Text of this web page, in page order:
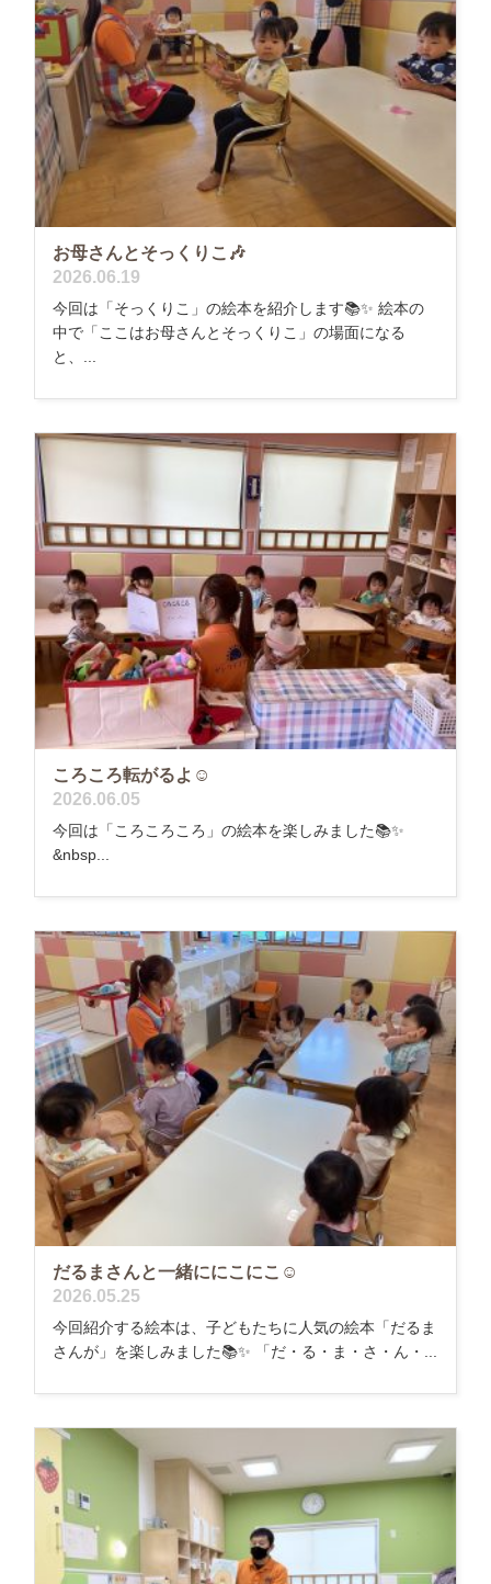
お母さんとそっくりこ🎶
2026.06.19
今回は「そっくりこ」の絵本を紹介します📚✨ 絵本の
中で「ここはお母さんとそっくりこ」の場面になる
と、...
ころころ転がるよ☺️
2026.06.05
今回は「ころころころ」の絵本を楽しみました📚✨
&nbsp...
だるまさんと一緒ににこにこ☺️
2026.05.25
今回紹介する絵本は、子どもたちに人気の絵本「だるま
さんが」を楽しみました📚✨ 「だ・る・ま・さ・ん・...